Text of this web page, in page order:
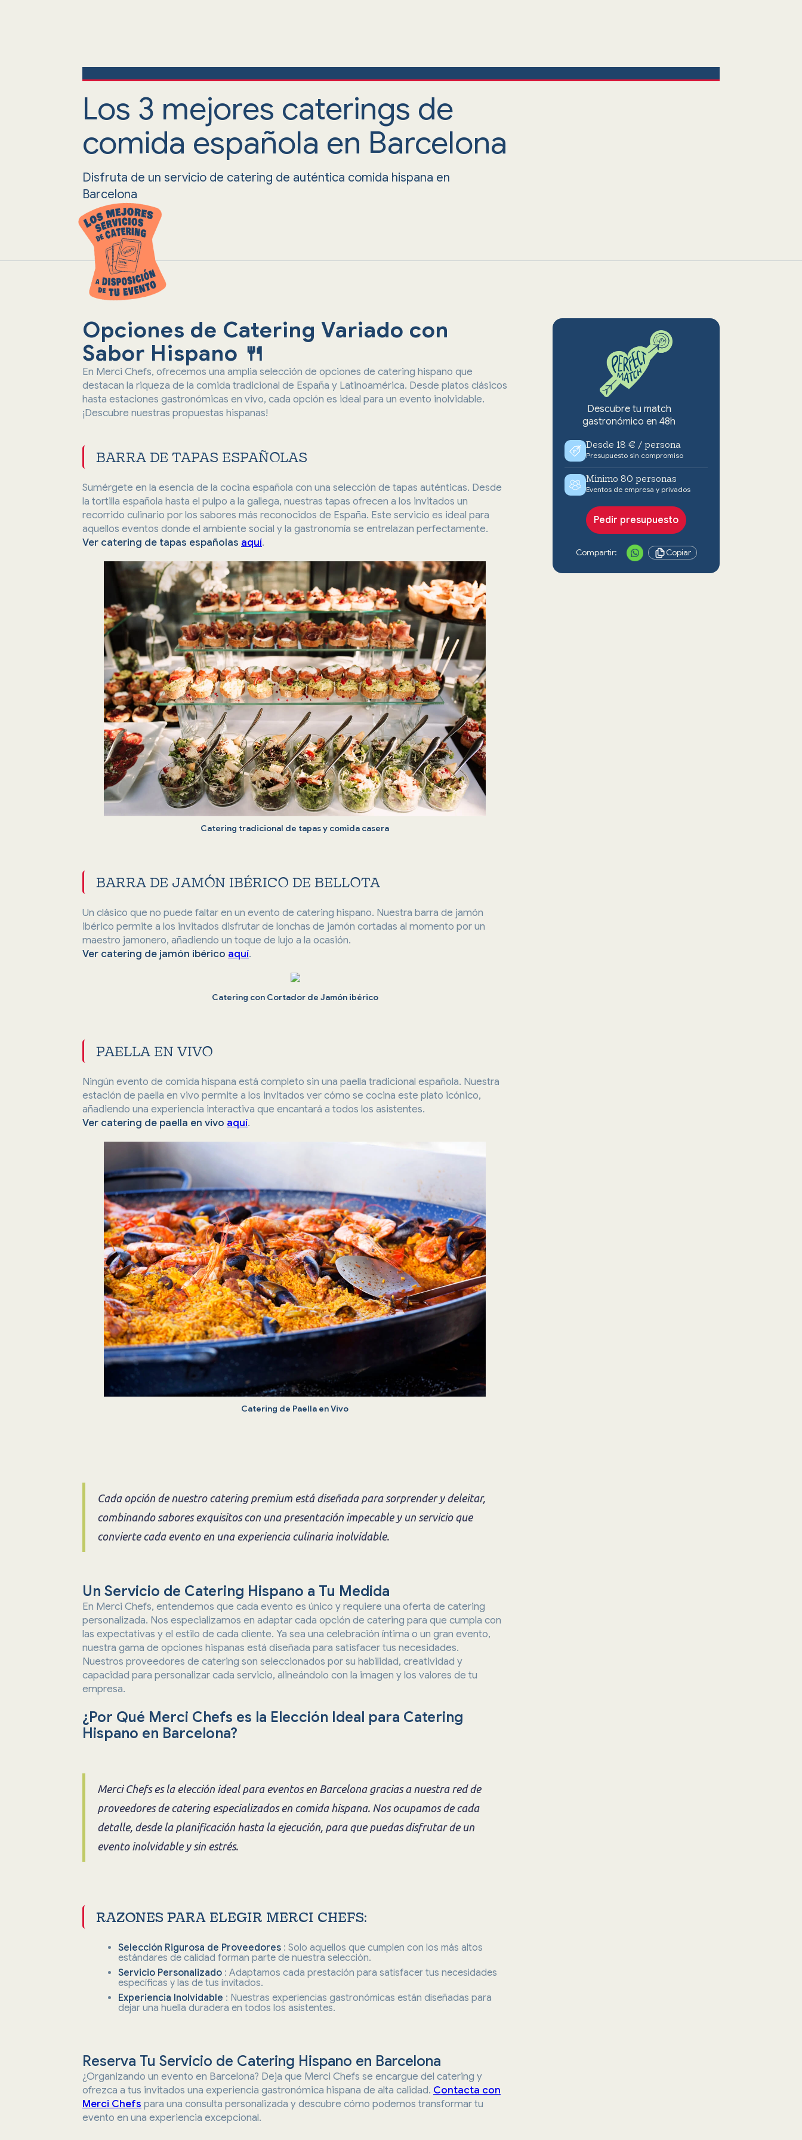
Los 3 mejores caterings de
comida española en Barcelona
Disfruta de un servicio de catering de auténtica comida hispana en
Barcelona
Opciones de Catering Variado con
Sabor Hispano 🍴
En Merci Chefs, ofrecemos una amplia selección de opciones de catering hispano que
destacan la riqueza de la comida tradicional de España y Latinoamérica. Desde platos clásicos
hasta estaciones gastronómicas en vivo, cada opción es ideal para un evento inolvidable.
¡Descubre nuestras propuestas hispanas!
BARRA DE TAPAS ESPAÑOLAS
Sumérgete en la esencia de la cocina española con una selección de tapas auténticas. Desde
la tortilla española hasta el pulpo a la gallega, nuestras tapas ofrecen a los invitados un
recorrido culinario por los sabores más reconocidos de España. Este servicio es ideal para
aquellos eventos donde el ambiente social y la gastronomía se entrelazan perfectamente.
Ver catering de tapas españolas aquí.
Catering tradicional de tapas y comida casera
BARRA DE JAMÓN IBÉRICO DE BELLOTA
Un clásico que no puede faltar en un evento de catering hispano. Nuestra barra de jamón
ibérico permite a los invitados disfrutar de lonchas de jamón cortadas al momento por un
maestro jamonero, añadiendo un toque de lujo a la ocasión.
Ver catering de jamón ibérico aquí.
Catering con Cortador de Jamón ibérico
PAELLA EN VIVO
Ningún evento de comida hispana está completo sin una paella tradicional española. Nuestra
estación de paella en vivo permite a los invitados ver cómo se cocina este plato icónico,
añadiendo una experiencia interactiva que encantará a todos los asistentes.
Ver catering de paella en vivo aquí.
Catering de Paella en Vivo
Cada opción de nuestro catering premium está diseñada para sorprender y deleitar,
combinando sabores exquisitos con una presentación impecable y un servicio que
convierte cada evento en una experiencia culinaria inolvidable.
Un Servicio de Catering Hispano a Tu Medida
En Merci Chefs, entendemos que cada evento es único y requiere una oferta de catering
personalizada. Nos especializamos en adaptar cada opción de catering para que cumpla con
las expectativas y el estilo de cada cliente. Ya sea una celebración íntima o un gran evento,
nuestra gama de opciones hispanas está diseñada para satisfacer tus necesidades.
Nuestros proveedores de catering son seleccionados por su habilidad, creatividad y
capacidad para personalizar cada servicio, alineándolo con la imagen y los valores de tu
empresa.
¿Por Qué Merci Chefs es la Elección Ideal para Catering
Hispano en Barcelona?
Merci Chefs es la elección ideal para eventos en Barcelona gracias a nuestra red de
proveedores de catering especializados en comida hispana. Nos ocupamos de cada
detalle, desde la planificación hasta la ejecución, para que puedas disfrutar de un
evento inolvidable y sin estrés.
RAZONES PARA ELEGIR MERCI CHEFS:
Selección Rigurosa de Proveedores : Solo aquellos que cumplen con los más altos
estándares de calidad forman parte de nuestra selección.
Servicio Personalizado : Adaptamos cada prestación para satisfacer tus necesidades
específicas y las de tus invitados.
Experiencia Inolvidable : Nuestras experiencias gastronómicas están diseñadas para
dejar una huella duradera en todos los asistentes.
Reserva Tu Servicio de Catering Hispano en Barcelona
¿Organizando un evento en Barcelona? Deja que Merci Chefs se encargue del catering y
ofrezca a tus invitados una experiencia gastronómica hispana de alta calidad. Contacta con
Merci Chefs para una consulta personalizada y descubre cómo podemos transformar tu
evento en una experiencia excepcional.
Descubre tu match
gastronómico en 48h
Desde 18 € / persona
Presupuesto sin compromiso
Mínimo 80 personas
Eventos de empresa y privados
Pedir presupuesto
Compartir: Copiar